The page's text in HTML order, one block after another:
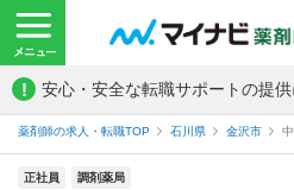
! 安心・安全な転職サポートの提供
薬剤師の求人・転職TOP 石川県 金沢市
正社員 調剤薬局